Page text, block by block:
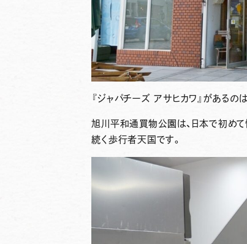
『ジャパチーズ アサヒカワ』 があるの
旭川平和通買物公園は、日本で初め
続く歩行者天国です。